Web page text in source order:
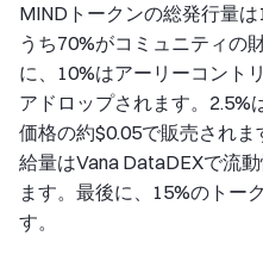
MINDトークンの総発行量
うち70%がコミュニティの
に、10%はアーリーコント
アドロップされます。2.5%
価格の約$0.05で販売され
給量はVana DataDEXで流
ます。最後に、15%のトー
す。